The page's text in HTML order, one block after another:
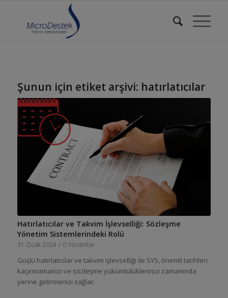
Şunun için etiket arşivi: hatırlatıcılar
Hatırlatıcılar ve Takvim İşlevselliği: Sözleşme
Yönetim Sistemlerindeki Rolü
31 Ocak 2024 / 0 Yorumlar
Güçlü hatırlatıcılar ve takvim işlevselliği ile SYS, önemli tarihleri ​​
kaçırmamanızı ve sözleşme yükümlülüklerinizi zamanında
yerine getirmenizi sağlar.